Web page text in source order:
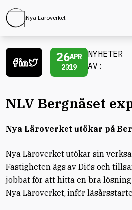
Nya Läroverket
26APR
2019
NYHETER
AV:
NLV Bergnäset
Nya Läroverket utökar på
Nya Läroverket utökar sin
Fastigheten ägs av Diös och
jobbat för att hitta en bra
Nya Läroverket, inför